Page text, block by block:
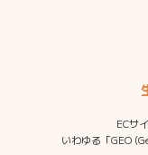
ECサ
いわゆる「GEO